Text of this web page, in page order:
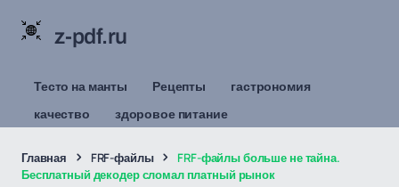
z-pdf.ru
Тесто на манты Рецепты
гастрономия
качество
здоровое питание
Главная FRF-файлы
FRF-файлы больше не тайна.
Бесплатный декодер сломал платный рынок